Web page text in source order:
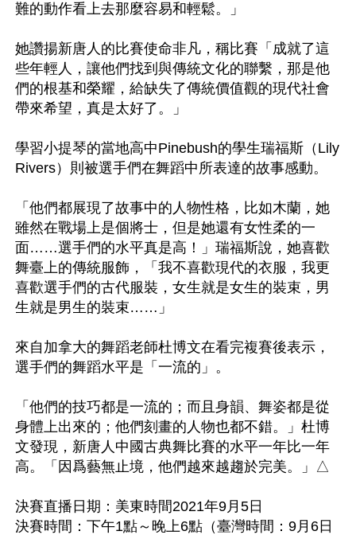
難的動作看上去那麼容易和輕鬆。」
她讚揚新唐人的比賽使命非凡，稱比賽「成就了這
些年輕人，讓他們找到與傳統文化的聯繫，那是他
們的根基和榮耀，給缺失了傳統價值觀的現代社會
帶來希望，真是太好了。」
學習小提琴的當地高中Pinebush的學生瑞福斯（Lily
Rivers）則被選手們在舞蹈中所表達的故事感動。
「他們都展現了故事中的人物性格，比如木蘭，她
雖然在戰場上是個將士，但是她還有女性柔的一
面……選手們的水平真是高！」瑞福斯說，她喜歡
舞臺上的傳統服飾，「我不喜歡現代的衣服，我更
喜歡選手們的古代服裝，女生就是女生的裝束，男
生就是男生的裝束……」
來自加拿大的舞蹈老師杜博文在看完複賽後表示，
選手們的舞蹈水平是「一流的」。
「他們的技巧都是一流的；而且身韻、舞姿都是從
身體上出來的；他們刻畫的人物也都不錯。」杜博
文發現，新唐人中國古典舞比賽的水平一年比一年
高。「因爲藝無止境，他們越來越趨於完美。」△
決賽直播日期：美東時間2021年9月5日
決賽時間：下午1點～晚上6點（臺灣時間：9月6日